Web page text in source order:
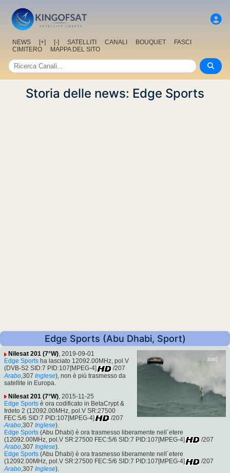
NEWS [+] [-] SATELLITI CANALI BOUQUET
FASCI
CIMITERO
MAPPA DEL SITO
Storia delle news: Edge Sports
Edge Sports (Abu Dhabi, Sport)
Nilesat 201 (7°W), 2019-09-01
Edge Sports ha lasciato 12092.00MHz, pol.V
(DVB-S2 SID:7 PID:107[MPEG-4]
/207
Arabo ,307 Inglese), non è più trasmesso da
satellite in Europa.
Nilesat 201 (7°W) , 2015-11-25
Edge Sports è ora codificato in BetaCrypt &
Irdeto 2 (12092.00MHz, pol.V SR:27500
FEC:5/6 SID:7 PID:107[MPEG-4]
/207
Arabo,307 Inglese).
Edge Sports (Abu Dhabi) è ora trasmesso liberamente nell´etere
(12092.00MHz, pol.V SR:27500 FEC:5/6 SID:7 PID:107[MPEG-4]
/207
Arabo,307 Inglese).
Edge Sports (Abu Dhabi) è ora trasmesso liberamente nell´etere
(12092.00MHz, pol.V SR:27500 FEC:5/6 SID:7 PID:107[MPEG-4]
/207
Arabo ,307 Inglese).